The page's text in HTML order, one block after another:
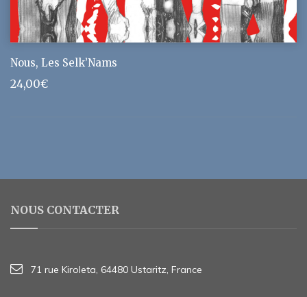
Nous, Les Selk’Nams
24,00€
NOUS CONTACTER
71 rue Kiroleta, 64480 Ustaritz, France